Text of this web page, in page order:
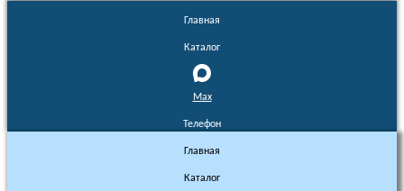
Главная
Каталог
Max
Телефон
Главная
Каталог